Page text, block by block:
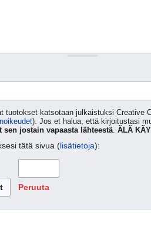
tuotokset katsotaan julkaistuksi Creative
). Jos et halua, että kirjoitustasi
jostain vapaasta lähteestä. ÄLÄ
tätä sivua (lisätietoja):
Peruuta